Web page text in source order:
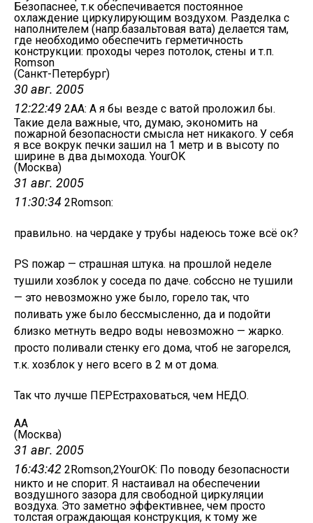
Безопаснее, т.к обеспечивается постоянное
охлаждение циркулирующим воздухом. Разделка с
наполнителем (напр.базальтовая вата) делается там,
где необходимо обеспечить герметичность
конструкции: проходы через потолок, стены и т.п.
Romson
(Санкт-Петербург)
30 авг. 2005
12:22:49 2АА: А я бы везде с ватой проложил бы.
Такие дела важные, что, думаю, экономить на
пожарной безопасности смысла нет никакого. У себя
я все вокрук печки зашил на 1 метр и в высоту по
ширине в два дымохода. YourOK
(Москва)
31 авг. 2005
11:30:34 2Romson:
правильно. на чердаке у трубы надеюсь тоже всё ок?
PS пожар — страшная штука. на прошлой неделе
тушили хозблок у соседа по даче. собссно не тушили
— это невозможно уже было, горело так, что
поливать уже было бессмысленно, да и подойти
близко метнуть ведро воды невозможно — жарко.
просто поливали стенку его дома, чтоб не загорелся,
т.к. хозблок у него всего в 2 м от дома.
Так что лучше ПЕРЕстраховаться, чем НЕДО.
АА
(Москва)
31 авг. 2005
16:43:42 2Romson,2YourOK: По поводу безопасности
никто и не спорит. Я настаивал на обеспечении
воздушного зазора для свободной циркуляции
воздуха. Это заметно эффективнее, чем просто
толстая ограждающая конструкция, к тому же